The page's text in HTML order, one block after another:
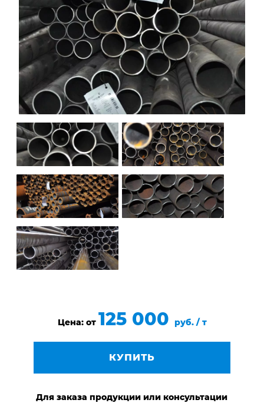
НАШИ ОБЪЕКТЫ
ОТЗЫВЫ
О НАС
БЛОГ
КОНТАКТЫ
Цена: от 125 000 руб. / т
КУПИТЬ
Для заказа продукции или консультации